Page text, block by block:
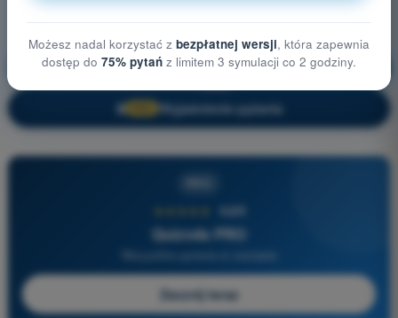
Meteorologia Trening!
🔒 Wyjaśnienie pytania
4,6/5
Quizvds PRO
Zacznij teraz
Możesz nadal korzystać z bezpłatnej wersji, która zapewnia
dostęp do 75% pytań z limitem 3 symulacji co 2 godziny.